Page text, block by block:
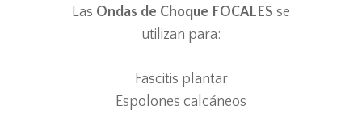
Las Ondas de Choque FOCALES se
utilizan para:
Fascitis plantar
Espolones calcáneos